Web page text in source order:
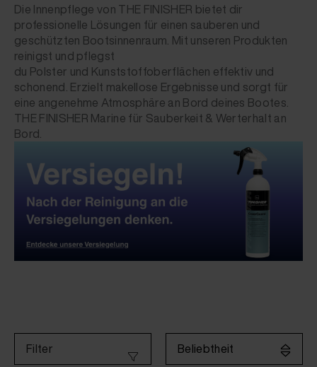
Die Innenpflege von THE FINISHER bietet dir
professionelle Lösungen für einen sauberen und
geschützten Bootsinnenraum. Mit unseren Produkten
reinigst und pflegst
du Polster und Kunststoffoberflächen effektiv und
schonend. Erzielt makellose Ergebnisse und sorgt für
eine angenehme Atmosphäre an Bord deines Bootes.
THE FINISHER Marine für Sauberkeit & Werterhalt an
Bord.
Beliebtheit
Filter